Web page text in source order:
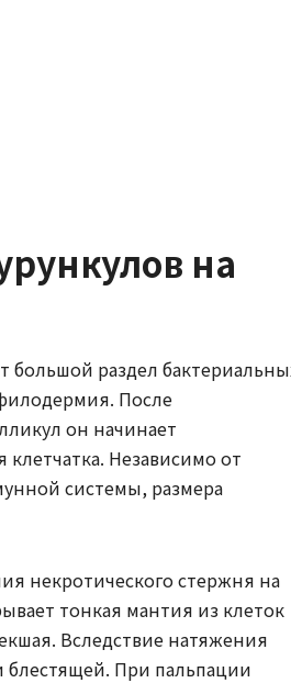
на
раздел
После
он начинает
Независимо от
системы, размера
некротического стержня на
тонкая мантия из клеток
Вследствие натяжения
блестящей. При пальпации